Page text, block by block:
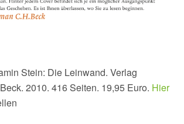
Stein: Die Leinwand. Verlag
2010. 416 Seiten. 19,95 Euro. Hier